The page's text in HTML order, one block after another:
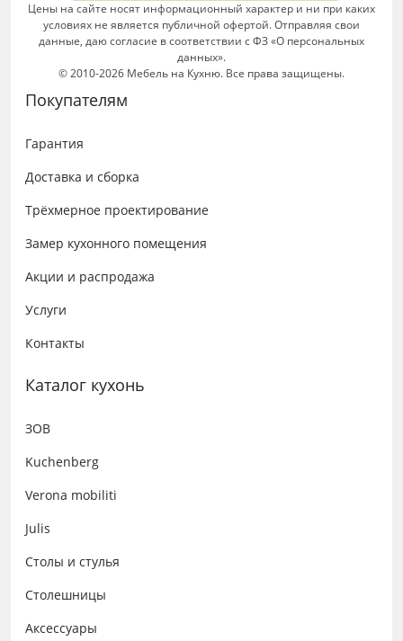
Цены на сайте носят информационный характер и ни при каких
условиях не является публичной офертой. Отправляя свои
данные, даю согласие в соответствии с ФЗ «О персональных
данных».
© 2010-2026 Мебель на Кухню. Все права защищены.
Покупателям
Гарантия
Доставка и сборка
Трёхмерное проектирование
Замер кухонного помещения
Акции и распродажа
Услуги
Контакты
Каталог кухонь
ЗОВ
Kuchenberg
Verona mobiliti
Julis
Столы и стулья
Столешницы
Аксессуары